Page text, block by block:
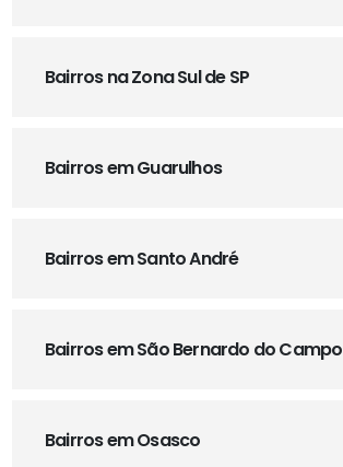
Bairros na Zona Sul de SP
Bairros em Guarulhos
Bairros em Santo André
Bairros em São Bernardo do Campo
Bairros em Osasco